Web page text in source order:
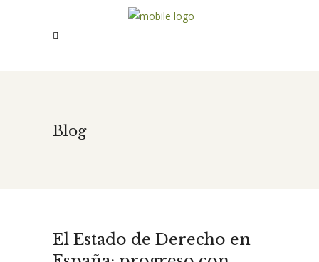
Blog
El Estado de Derecho en